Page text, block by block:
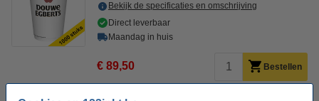
Bekijk de specificaties en omschrijving
Direct leverbaar
Maandag in huis
€ 89,50 Bestellen